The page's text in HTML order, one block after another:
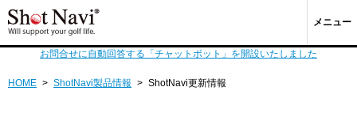
メニュー
お問合せに自動回答する「チャットボット」を開設いたしました
HOME > ShotNavi製品情報 > ShotNavi更新情報